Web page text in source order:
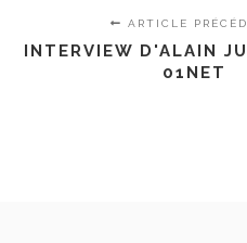
ARTICLE
INTERVIEW D'ALAIN
01NET